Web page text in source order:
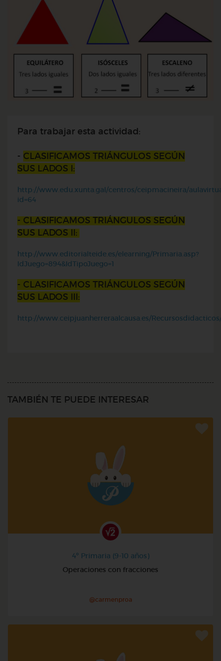
Para trabajar esta actividad:
- CLASIFICAMOS TRIÁNGULOS SEGÚN
SUS LADOS I:
http://www.edu.xunta.gal/centros/ceipmacineira/
id=64
- CLASIFICAMOS TRIÁNGULOS SEGÚN
SUS LADOS II:
http://www.editorialteide.es/elearning/Primaria.asp?
IdJuego=894&IdTipoJuego=1
- CLASIFICAMOS TRIÁNGULOS SEGÚN
SUS LADOS III:
http://www.ceipjuanherreraalcausa.es/
TAMBIÉN TE PUEDE INTERESAR
4º Primaria (9-10 años)
Operaciones con fracciones
@carmenproa